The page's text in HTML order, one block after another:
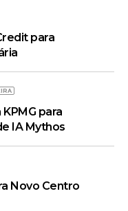
para
para
IA Mythos
Novo Centro